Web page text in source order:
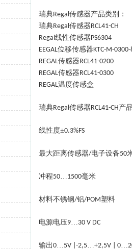
瑞典Regal传感器产品类别：
瑞典Regal传感器RCL41-CH
Regal线性传感器PS6304
EEGAL位移传感器KTC-M-0300-
REGAL传感器RCL41-0200
REGAL传感器RCL41-0300
REGAL温度传感盒
瑞典Regal传感器RCL41-CH产
线性度±0.3%FS
最大距离传感器/电子设备50
冲程50…1500毫米
材料不锈钢/铝/POM塑料
电源电压9…30 V DC
输出0…5V |-2,5…+2,5V | 0…